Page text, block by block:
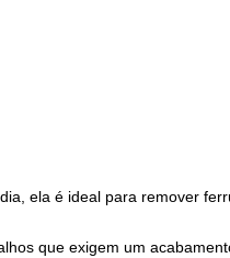
ela é ideal para remover
que exigem um